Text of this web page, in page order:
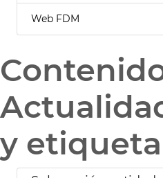
Web FDM
y etiqueta